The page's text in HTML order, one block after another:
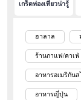
เกร็ดท่องเที่ยวน่ารู้
ฮาลาล
ร้านกาแฟ/คาเฟ่
อาหารอเมริกัน
อาหารญี่ปุ่น